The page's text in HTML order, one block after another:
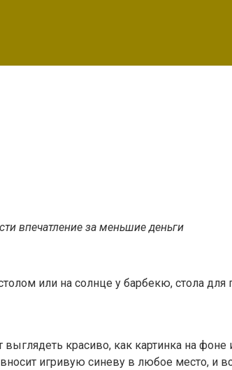
впечатление за меньшие деньги
или на солнце у барбекю, стола для
красиво, как картинка на
игривую синеву в любое место, и